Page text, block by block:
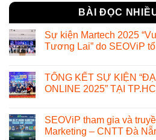
BÀI ĐỌC
Sự kiện Martech 2025
Tương Lai” do SEOViP
TỔNG KẾT SỰ KIỆN
ONLINE 2025” TẠI
SEOViP tham gia và
Marketing – CNTT Đà